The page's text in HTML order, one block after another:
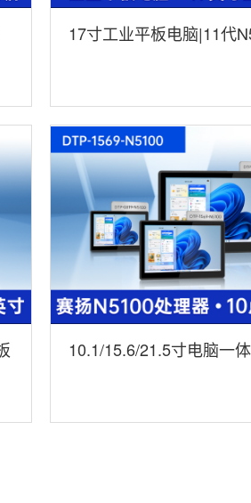
17寸工业平板电脑|11代
N5100
10.1/15.6/21.5寸电脑一
厂家|DTP-1569-N5100